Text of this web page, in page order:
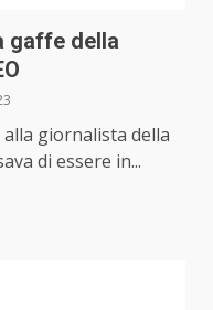
gaffe della
giornalista della
di essere in...